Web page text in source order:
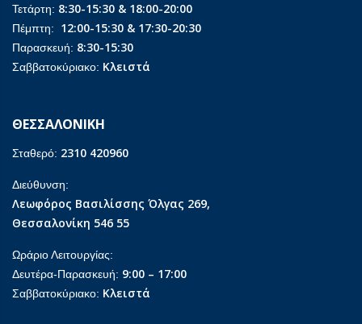
Τετάρτη: 8:30-15:30 & 18:00-20:00
Πέμπτη: 12:00-15:30 & 17:30-20:30
Παρασκευή: 8:30-15:30
Σαββατοκύριακο: Κλειστά
ΘΕΣΣΑΛΟΝΙΚΗ
Σταθερό: 2310 420960
Διεύθυνση:
Λεωφόρος Βασιλίσσης Όλγας 269,
Θεσσαλονίκη 546 55
Ωράριο Λειτουργίας:
Δευτέρα-Παρασκευή: 9:00 – 17:00
Σαββατοκύριακο: Κλειστά